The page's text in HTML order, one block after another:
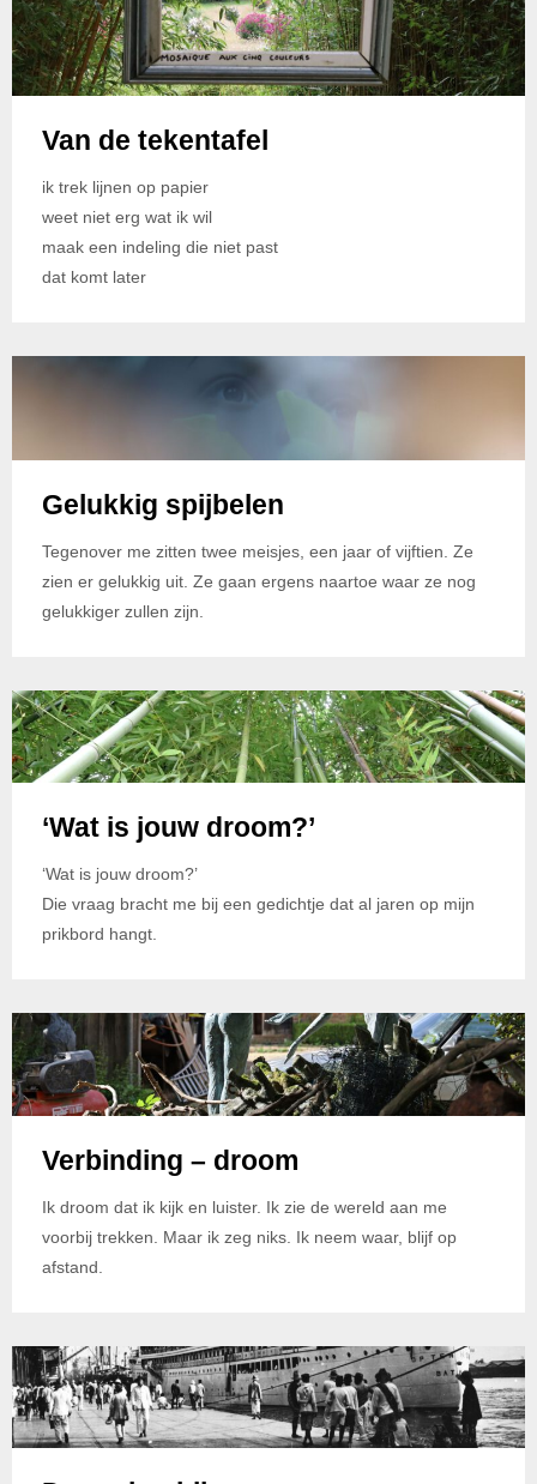
Van de tekentafel
ik trek lijnen op papier
weet niet erg wat ik wil
maak een indeling die niet past
dat komt later
Gelukkig spijbelen
Tegenover me zitten twee meisjes, een jaar of vijftien. Ze
zien er gelukkig uit. Ze gaan ergens naartoe waar ze nog
gelukkiger zullen zijn.
‘Wat is jouw droom?’
‘Wat is jouw droom?’
Die vraag bracht me bij een gedichtje dat al jaren op mijn
prikbord hangt.
Verbinding – droom
Ik droom dat ik kijk en luister. Ik zie de wereld aan me
voorbij trekken. Maar ik zeg niks. Ik neem waar, blijf op
afstand.